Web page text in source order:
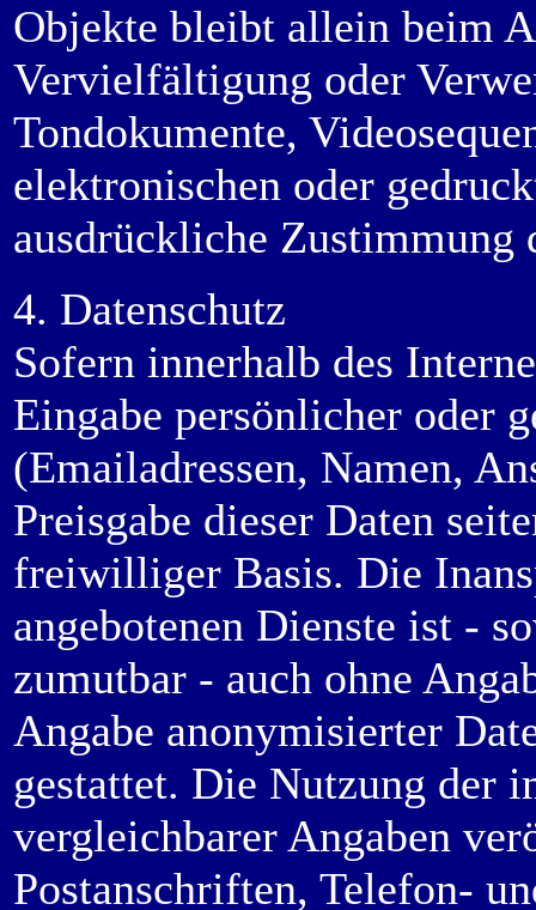
Objekte bleibt allein beim
Vervielfältigung oder
Tondokumente,
elektronischen oder
ausdrückliche Zustimmung
4. Datenschutz
Sofern innerhalb des
Eingabe persönlicher oder
(Emailadressen, Namen,
Preisgabe dieser Daten
freiwilliger Basis. Die
angebotenen Dienste ist -
zumutbar - auch ohne
Angabe anonymisierter
gestattet. Die Nutzung der
vergleichbarer Angaben
Postanschriften, Telefon-